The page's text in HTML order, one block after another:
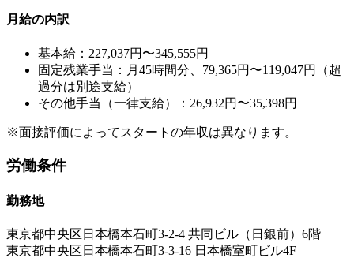
月給の内訳
基本給：227,037円〜345,555円
固定残業手当：月45時間分、79,365円〜119,047円（超
過分は別途支給）
その他手当（一律支給）：26,932円〜35,398円
※面接評価によってスタートの年収は異なります。
労働条件
勤務地
東京都中央区日本橋本石町3-2-4 共同ビル（日銀前）6階
東京都中央区日本橋本石町3-3-16 日本橋室町ビル4F